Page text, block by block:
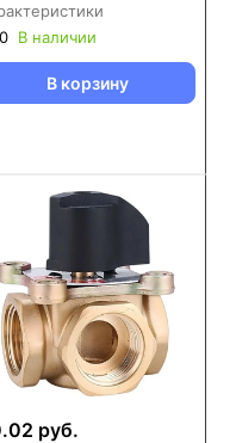
0 В наличии
В корзину
руб.